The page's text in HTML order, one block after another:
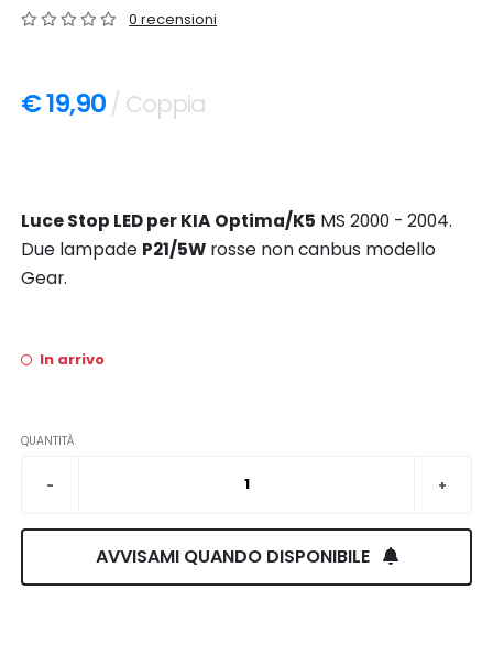
0 recensioni
€ 19,90 / Coppia
Luce Stop LED per KIA Optima/K5 MS 2000 - 2004.
Due lampade P21/5W rosse non canbus modello
Gear.
In arrivo
QUANTITÀ
AVVISAMI QUANDO DISPONIBILE